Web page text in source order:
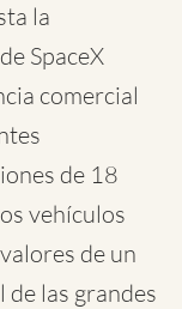
la
SpaceX
comercial
de 18
vehículos
de un
de las grandes